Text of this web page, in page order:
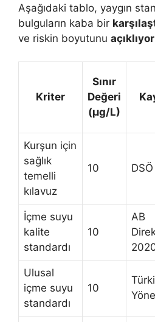
Aşağıdaki tablo, yaygın
bulguların kaba bir
ve riskin boyutunu açıklıyor
Kriter
Sınır
Değeri
(µg/L)
Kurşun için
sağlık
temelli
kılavuz
10 DSÖ
İçme suyu
kalite
standardı
10
AB
Ulusal
içme suyu
standardı
10